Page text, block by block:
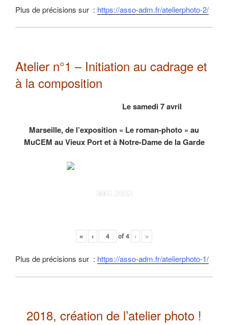
Plus de précisions sur : https://asso-adm.fr/atelierphoto-2/
Atelier n°1 – Initiation au cadrage et
à la composition
Le samedi 7 avril
Marseille, de l’exposition « Le roman-photo » au
MuCEM au Vieux Port et à Notre-Dame de la Garde
IMG 3953
« ‹ of4 › »
Plus de précisions sur : https://asso-adm.fr/atelierphoto-1/
2018, création de l’atelier photo !